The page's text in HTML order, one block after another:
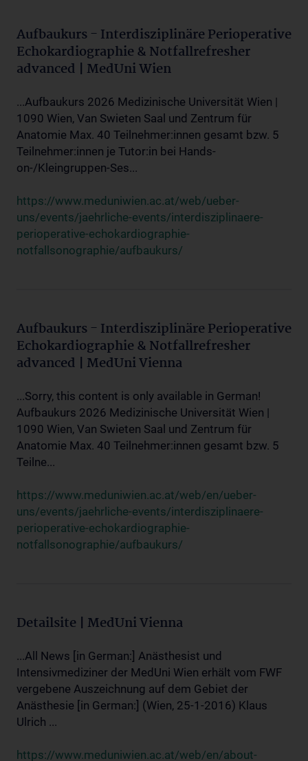
Aufbaukurs - Interdisziplinäre Perioperative
Echokardiographie & Notfallrefresher
advanced | MedUni Wien
...Aufbaukurs 2026 Medizinische Universität Wien |
1090 Wien, Van Swieten Saal und Zentrum für
Anatomie Max. 40 Teilnehmer:innen gesamt bzw. 5
Teilnehmer:innen je Tutor:in bei Hands-
on-/Kleingruppen-Ses...
https://www.meduniwien.ac.at/web/ueber-
uns/events/jaehrliche-events/interdisziplinaere-
perioperative-echokardiographie-
notfallsonographie/aufbaukurs/
Aufbaukurs - Interdisziplinäre Perioperative
Echokardiographie & Notfallrefresher
advanced | MedUni Vienna
...Sorry, this content is only available in German!
Aufbaukurs 2026 Medizinische Universität Wien |
1090 Wien, Van Swieten Saal und Zentrum für
Anatomie Max. 40 Teilnehmer:innen gesamt bzw. 5
Teilne...
https://www.meduniwien.ac.at/web/en/ueber-
uns/events/jaehrliche-events/interdisziplinaere-
perioperative-echokardiographie-
notfallsonographie/aufbaukurs/
Detailsite | MedUni Vienna
...All News [in German:] Anästhesist und
Intensivmediziner der MedUni Wien erhält vom FWF
vergebene Auszeichnung auf dem Gebiet der
Anästhesie [in German:] (Wien, 25-1-2016) Klaus
Ulrich ...
https://www.meduniwien.ac.at/web/en/about-